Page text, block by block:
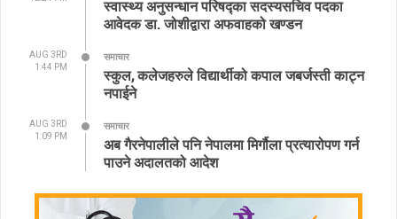
स्वास्थ्य अनुसन्धान परिषद्का सदस्यसचिव पदका
आवेदक डा. जोशीद्वारा अफवाहको खण्डन
AUG 3RD
1:44 PM
समाचार
स्कुल, कलेजहरुले विद्यार्थीको कपाल जबर्जस्ती काट्न
नपाईने
AUG 3RD
1:09 PM
समाचार
अब गैरनेपालीले पनि नेपालमा मिर्गौला प्रत्यारोपण गर्न
पाउने अदालतको आदेश